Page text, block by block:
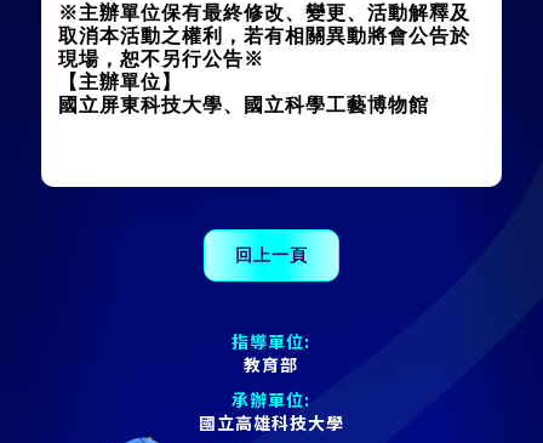
※主辦單位保有最終修改、變更、活動解釋及
取消本活動之權利，若有相關異動將會公告於
現場，恕不另行公告※
【主辦單位】
國立屏東科技大學、國立科學工藝博物館
指導單位:
教育部
承辦單位:
國立高雄科技大學